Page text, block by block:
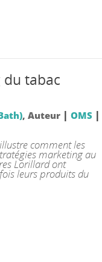
tabac
, Auteur | OMS|
comment les
marketing au
Lorillard ont
leurs produits du